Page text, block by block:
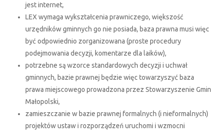
jest internet,
LEX wymaga wykształcenia prawniczego, większość
urzędników gminnych go nie posiada, baza prawna musi więc
być odpowiednio zorganizowana (proste procedury
podejmowania decyzji, komentarze dla laików),
potrzebne są wzorce standardowych decyzji i uchwał
gminnych, bazie prawnej będzie więc towarzyszyć baza
prawa miejscowego prowadzona przez Stowarzyszenie Gmin
Małopolski,
zamieszczanie w bazie prawnej formalnych (i nieformalnych)
projektów ustaw i rozporządzeń uruchomi i wzmocni